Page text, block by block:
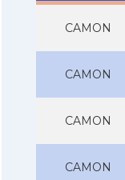
CAMON
CAMON
CAMON
CAMON